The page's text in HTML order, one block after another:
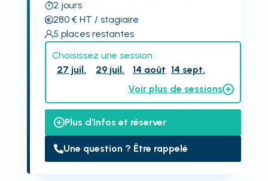
2 jours
280€ HT / stagiaire
5 places restantes
Choisissez une session :
27 juil.
29 juil. 14 août 14 sept.
Voir plus de sessions
Plus d'infos et réserver
Une question ? Être rappelé